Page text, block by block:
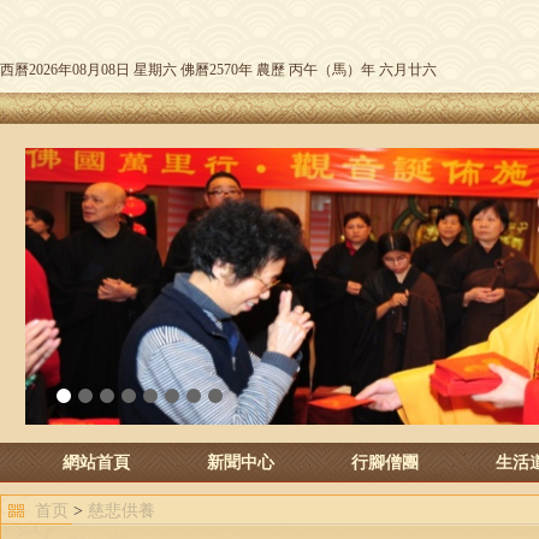
西曆2026年08月08日 星期六 佛曆2570年 農歷 丙午（馬）年 六月廿六
3 4 5 6 7 8
網站首頁 新聞中心 行腳僧團 生活
首页 > 慈悲供養